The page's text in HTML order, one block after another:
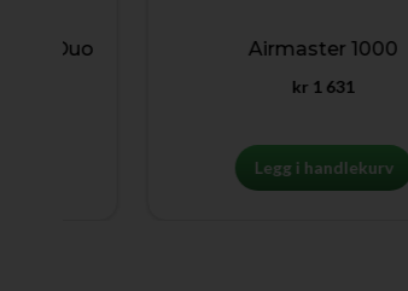
Airmaster 1000
1 631
Legg i handlekurv